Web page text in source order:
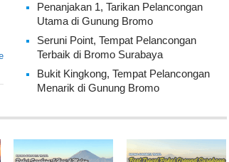
Penanjakan 1, Tarikan Pelancongan
Utama di Gunung Bromo
Seruni Point, Tempat Pelancongan
Terbaik di Bromo Surabaya
Bukit Kingkong, Tempat Pelancongan
Menarik di Gunung Bromo